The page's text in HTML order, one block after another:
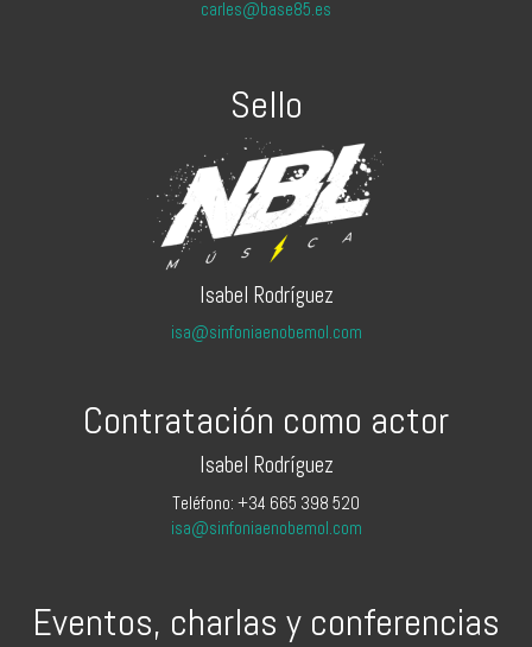
carles@base85.es
Sello
Isabel Rodríguez
isa@sinfoniaenobemol.com
Contratación como actor
Isabel Rodríguez
Teléfono: +34 665 398 520
isa@sinfoniaenobemol.com
Eventos, charlas y conferencias